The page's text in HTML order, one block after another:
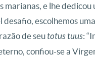
marianas, e lhe
desafio, escolhemos
de seu totus tuus:
confiou-se a